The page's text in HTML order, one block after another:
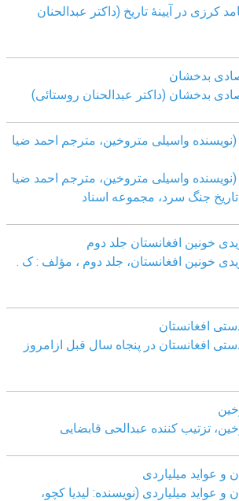
کرزی در آیینۀ تاریخ (داکتر عبدالحنان
بدخشان
بدخشان (داکتر عبدالحنان روستائی)
واسیلی متروخین، مترجم احمد ضیا
واسیلی متروخین، مترجم احمد ضیا
جنگ سرد، مجموعه اسناد
خونین افغانستان جلد دوم
خونین افغانستان، جلد دوم ، مؤلف : ک .
افغانستان
افغانستان در پنجاه سال قبل ازامروز
تزتیب کننده عبدالحی قابضايی
و عواید میلیاردی
عواید میلیاردی (نویسنده: لیدیا کچو،